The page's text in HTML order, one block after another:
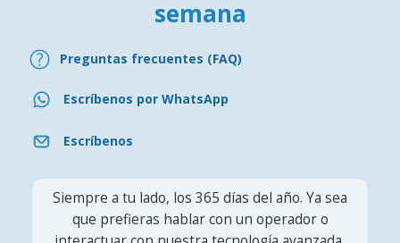
semana
Preguntas frecuentes (FAQ)
Escríbenos por WhatsApp
Escríbenos
Siempre a tu lado, los 365 días del año. Ya sea
que prefieras hablar con un operador o